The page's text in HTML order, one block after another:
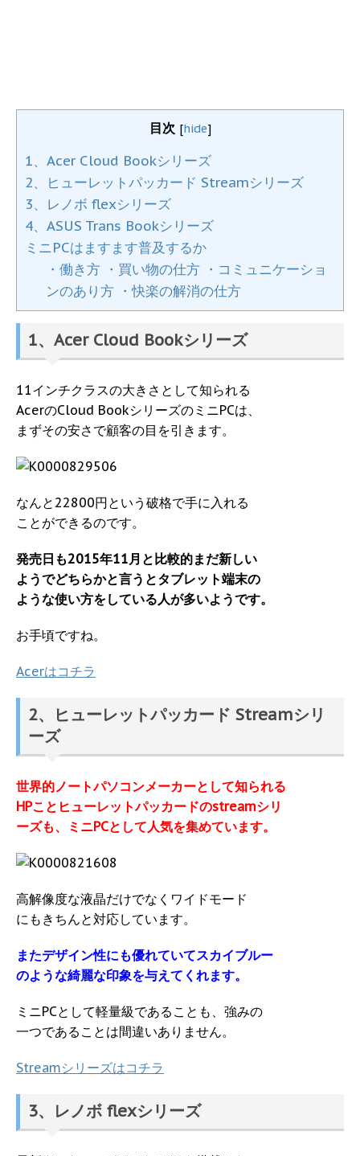
目次 [hide]
1、Acer Cloud Bookシリーズ
2、ヒューレットパッカード Streamシリーズ
3、レノボ flexシリーズ
4、ASUS Trans Bookシリーズ
ミニPCはますます普及するか
・働き方 ・買い物の仕方 ・コミュニケーショ
ンのあり方 ・快楽の解消の仕方
1、Acer Cloud Bookシリーズ
11インチクラスの大きさとして知られる
AcerのCloud BookシリーズのミニPCは、
まずその安さで顧客の目を引きます。
なんと22800円という破格で手に入れる
ことができるのです。
発売日も2015年11月と比較的まだ新しい
ようでどちらかと言うとタブレット端末の
ような使い方をしている人が多いようです。
お手頃ですね。
Acerはコチラ
2、ヒューレットパッカード Streamシリ
ーズ
世界的ノートパソコンメーカーとして知られる
HPことヒューレットパッカードのstreamシリ
ーズも、ミニPCとして人気を集めています。
高解像度な液晶だけでなくワイドモード
にもきちんと対応しています。
またデザイン性にも優れていてスカイブルー
のような綺麗な印象を与えてくれます。
ミニPCとして軽量級であることも、強みの
一つであることは間違いありません。
Streamシリーズはコチラ
3、レノボ flexシリーズ